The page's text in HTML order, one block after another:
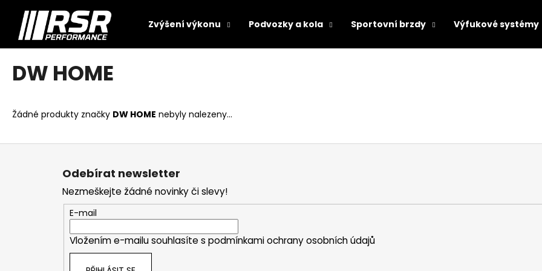
obsah
Zvýšení výkonu Podvozky a kola Sportovní brzdy Výfukové systémy
DW HOME
Žádné produkty značky DW HOME nebyly nalezeny...
í
Zpět
do
obchodu
Zpět
do
obchodu
Z
Odebírat newsletter
Nezmeškejte žádné novinky či slevy!
E-mail
Vložením e-mailu souhlasíte s podmínkami ochrany osobních údajů